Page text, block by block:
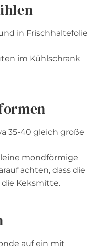
in Frischhaltefolie
im Kühlschrank
35-40 gleich große
mondförmige
achten, dass die
Keksmitte.
auf ein mit